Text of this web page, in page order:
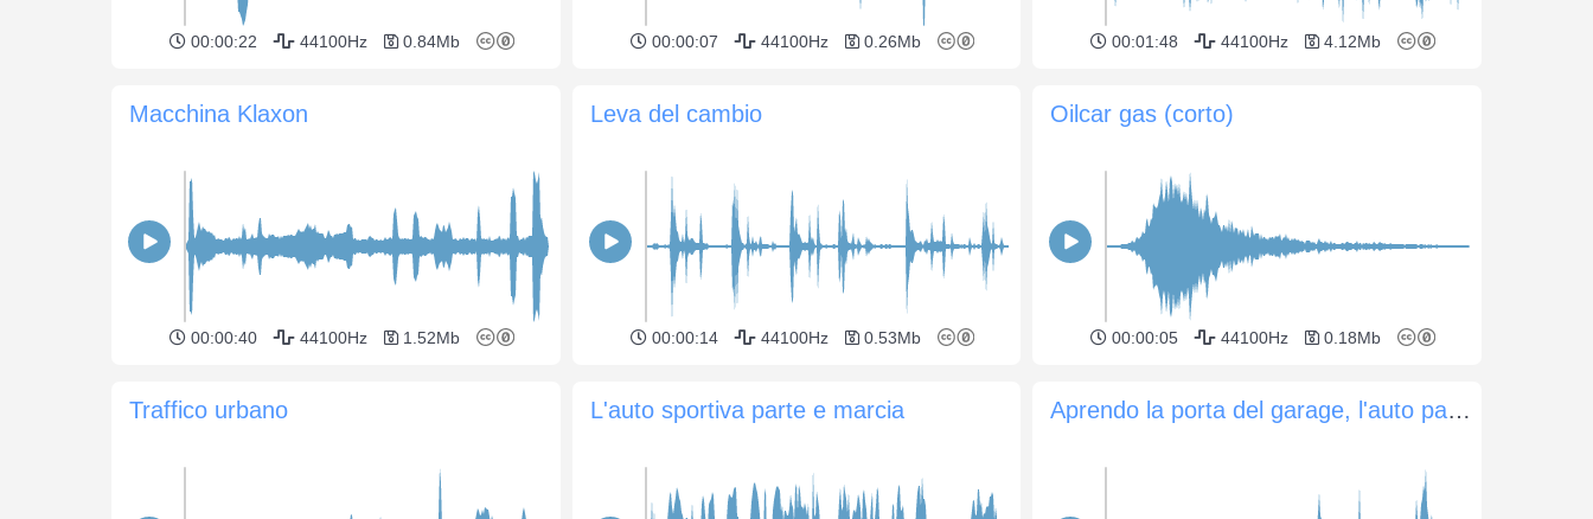
00:00:22 44100Hz 0.84Mb 00:00:07 44100Hz 0.26Mb 00:01:48 44100Hz 4.12Mb
Macchina Klaxon
00:00:40 44100Hz 1.52Mb
Leva del cambio
00:00:14 44100Hz 0.53Mb
Oilcar gas (corto)
00:00:05 44100Hz 0.18Mb
Traffico urbano L'auto sportiva parte e marcia Aprendo la porta del garage, l'auto parte